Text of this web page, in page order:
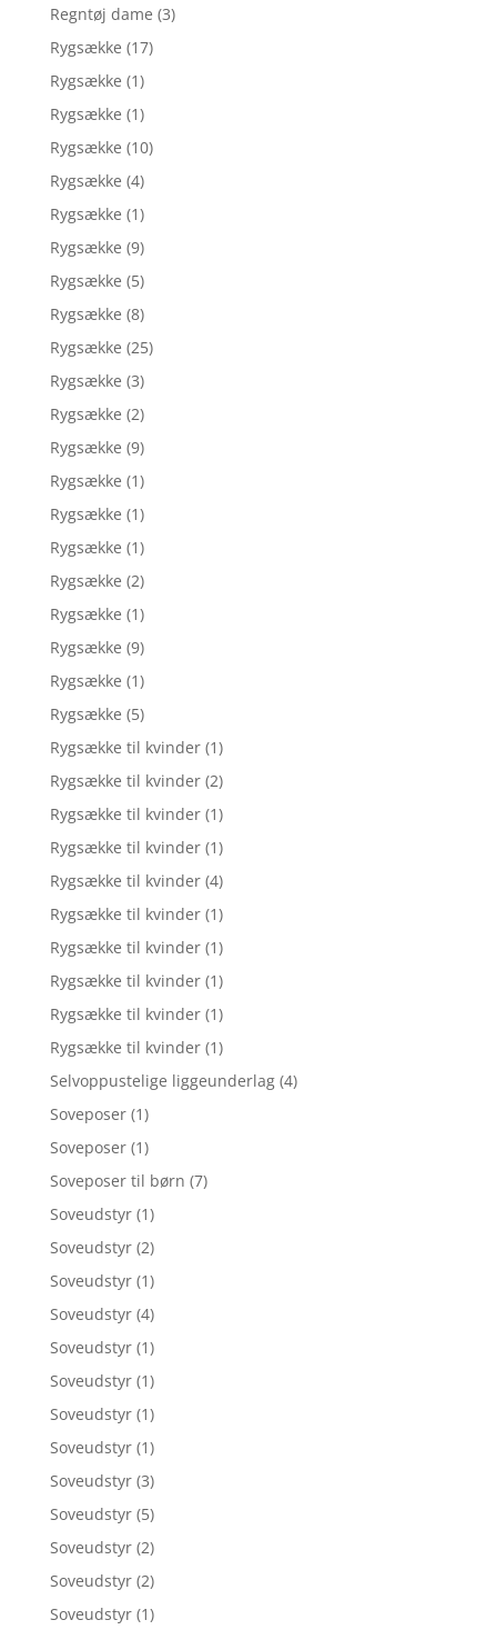
Regntøj dame (3)
Rygsække (17)
Rygsække (1)
Rygsække (1)
Rygsække (10)
Rygsække (4)
Rygsække (1)
Rygsække (9)
Rygsække (5)
Rygsække (8)
Rygsække (25)
Rygsække (3)
Rygsække (2)
Rygsække (9)
Rygsække (1)
Rygsække (1)
Rygsække (1)
Rygsække (2)
Rygsække (1)
Rygsække (9)
Rygsække (1)
Rygsække (5)
Rygsække til kvinder (1)
Rygsække til kvinder (2)
Rygsække til kvinder (1)
Rygsække til kvinder (1)
Rygsække til kvinder (4)
Rygsække til kvinder (1)
Rygsække til kvinder (1)
Rygsække til kvinder (1)
Rygsække til kvinder (1)
Rygsække til kvinder (1)
Selvoppustelige liggeunderlag (4)
Soveposer (1)
Soveposer (1)
Soveposer til børn (7)
Soveudstyr (1)
Soveudstyr (2)
Soveudstyr (1)
Soveudstyr (4)
Soveudstyr (1)
Soveudstyr (1)
Soveudstyr (1)
Soveudstyr (1)
Soveudstyr (3)
Soveudstyr (5)
Soveudstyr (2)
Soveudstyr (2)
Soveudstyr (1)